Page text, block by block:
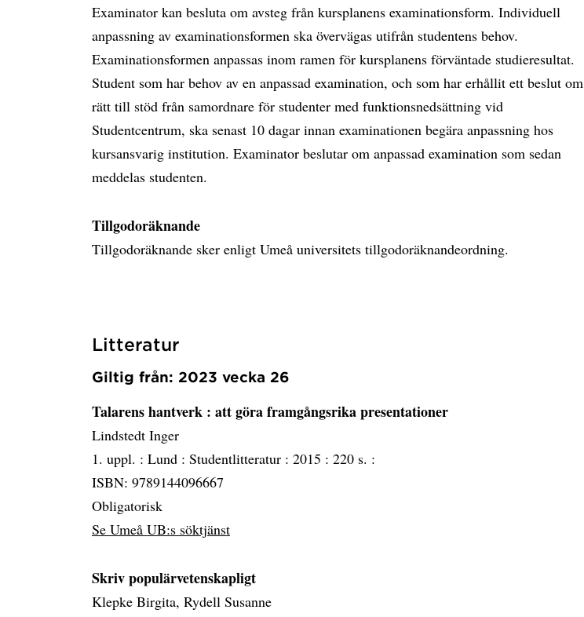
Examinator kan besluta om avsteg från kursplanens examinationsform. Individuell
anpassning av examinationsformen ska övervägas utifrån studentens behov.
Examinationsformen anpassas inom ramen för kursplanens förväntade studieresultat.
Student som har behov av en anpassad examination, och som har erhållit ett beslut om
rätt till stöd från samordnare för studenter med funktionsnedsättning vid
Studentcentrum, ska senast 10 dagar innan examinationen begära anpassning hos
kursansvarig institution. Examinator beslutar om anpassad examination som sedan
meddelas studenten.
Tillgodoräknande
Tillgodoräknande sker enligt Umeå universitets tillgodoräknandeordning.
Litteratur
Giltig från: 2023 vecka 26
Talarens hantverk : att göra framgångsrika presentationer
Lindstedt Inger
1. uppl. : Lund : Studentlitteratur : 2015 : 220 s. :
ISBN: 9789144096667
Obligatorisk
Se Umeå UB:s söktjänst
Skriv populärvetenskapligt
Klepke Birgita, Rydell Susanne